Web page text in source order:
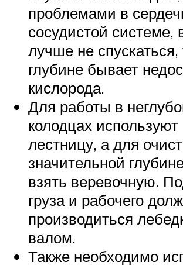
проблемами в
сосудистой системе,
лучше не спускаться,
глубине бывает
кислорода.
Для работы в
колодцах
лестницу, а для
значительной
взять веревочную.
груза и рабочего
производиться
валом.
Также необходимо